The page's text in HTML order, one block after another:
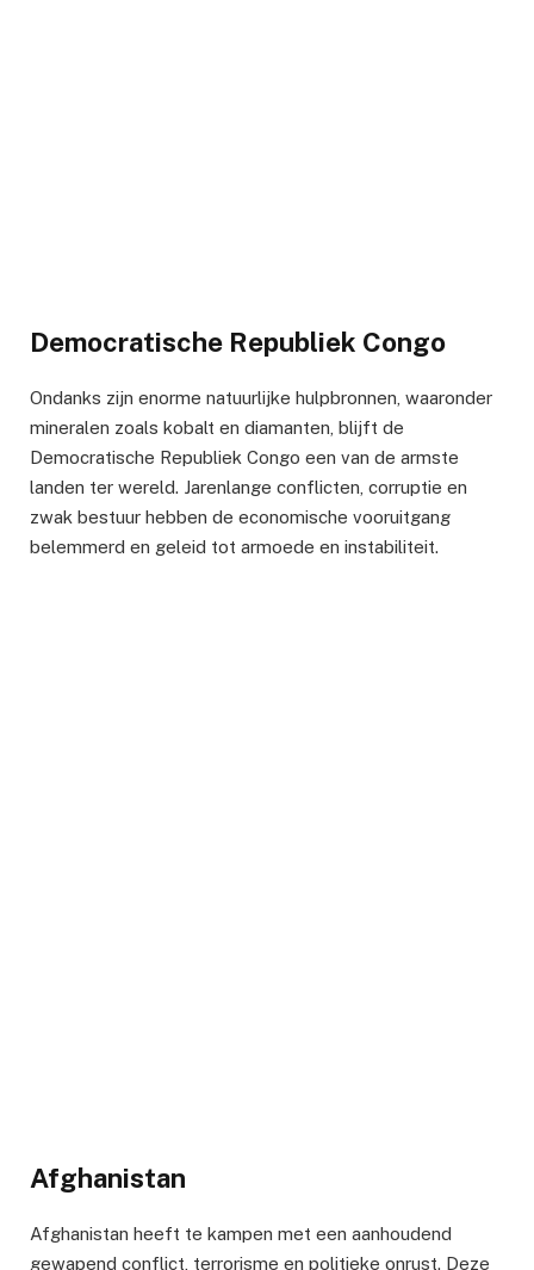
Democratische Republiek Congo
Ondanks zijn enorme natuurlijke hulpbronnen, waaronder
mineralen zoals kobalt en diamanten, blijft de
Democratische Republiek Congo een van de armste
landen ter wereld. Jarenlange conflicten, corruptie en
zwak bestuur hebben de economische vooruitgang
belemmerd en geleid tot armoede en instabiliteit.
Afghanistan
Afghanistan heeft te kampen met een aanhoudend
gewapend conflict, terrorisme en politieke onrust. Deze